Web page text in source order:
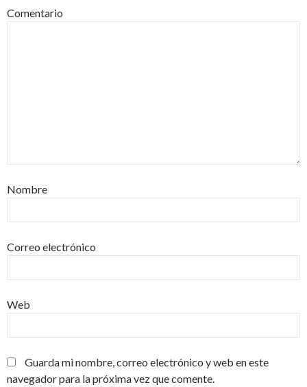
Comentario
Nombre
Correo electrónico
Web
Guarda mi nombre, correo electrónico y web en este
navegador para la próxima vez que comente.